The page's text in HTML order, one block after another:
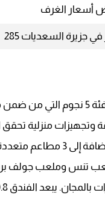
أسعار الغرف
جزيرة السعديات 285
أحد افضل شقق للايجار في جزيرة
مع تصميمات أنيقة وتجهيزات
ملعب تنس وملعب